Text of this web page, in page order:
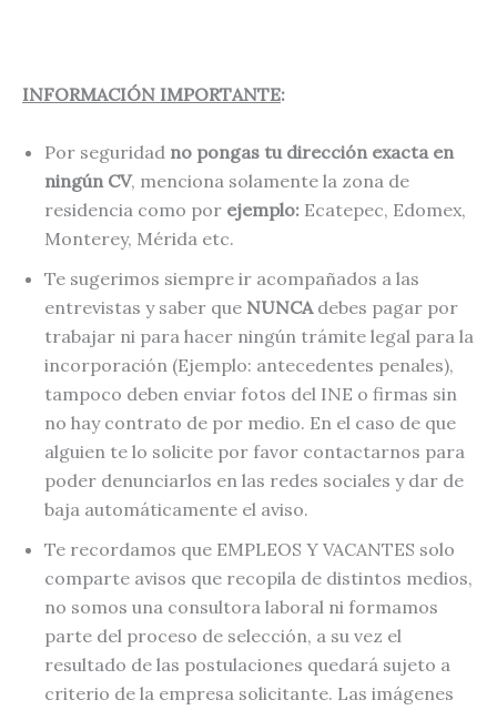
INFORMACIÓN IMPORTANTE:
Por seguridad no pongas tu dirección exacta en
ningún CV, menciona solamente la zona de
residencia como por ejemplo: Ecatepec, Edomex,
Monterey, Mérida etc.
Te sugerimos siempre ir acompañados a las
entrevistas y saber que NUNCAdebes pagar por
trabajar ni para hacer ningún trámite legal para la
incorporación (Ejemplo: antecedentes penales),
tampoco deben enviar fotos del INE o firmas sin
no hay contrato de por medio. En el caso de que
alguien te lo solicite por favor contactarnos para
poder denunciarlos en las redes sociales y dar de
baja automáticamente el aviso.
Te recordamos que EMPLEOS Y VACANTES solo
comparte avisos que recopila de distintos medios,
no somos una consultora laboral ni formamos
parte del proceso de selección, a su vez el
resultado de las postulaciones quedará sujeto a
criterio de la empresa solicitante. Las imágenes